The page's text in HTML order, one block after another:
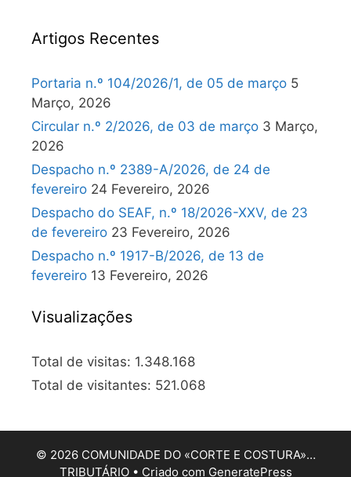
Artigos Recentes
Portaria n.º 104/2026/1, de 05 de março 5
Março, 2026
Circular n.º 2/2026, de 03 de março 3 Março,
2026
Despacho n.º 2389-A/2026, de 24 de
fevereiro 24 Fevereiro, 2026
Despacho do SEAF, n.º 18/2026-XXV, de 23
de fevereiro 23 Fevereiro, 2026
Despacho n.º 1917-B/2026, de 13 de
fevereiro 13 Fevereiro, 2026
Visualizações
Total de visitas: 1.348.168
Total de visitantes: 521.068
© 2026 COMUNIDADE DO «CORTE E COSTURA»…
TRIBUTÁRIO• Criado com GeneratePress